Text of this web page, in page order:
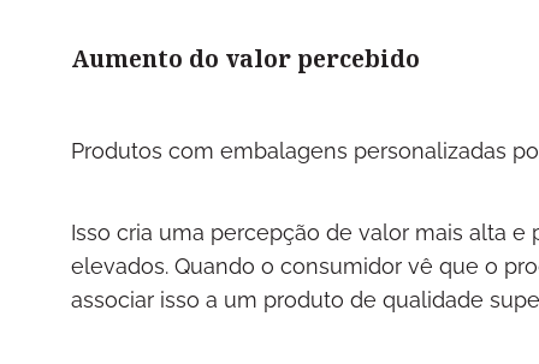
Aumento do valor percebido
Produtos com embalagens personalizadas
Isso cria uma percepção de valor mais alta
elevados. Quando o consumidor vê que o
associar isso a um produto de qualidade